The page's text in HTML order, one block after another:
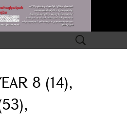
Search
for:
8 (14),